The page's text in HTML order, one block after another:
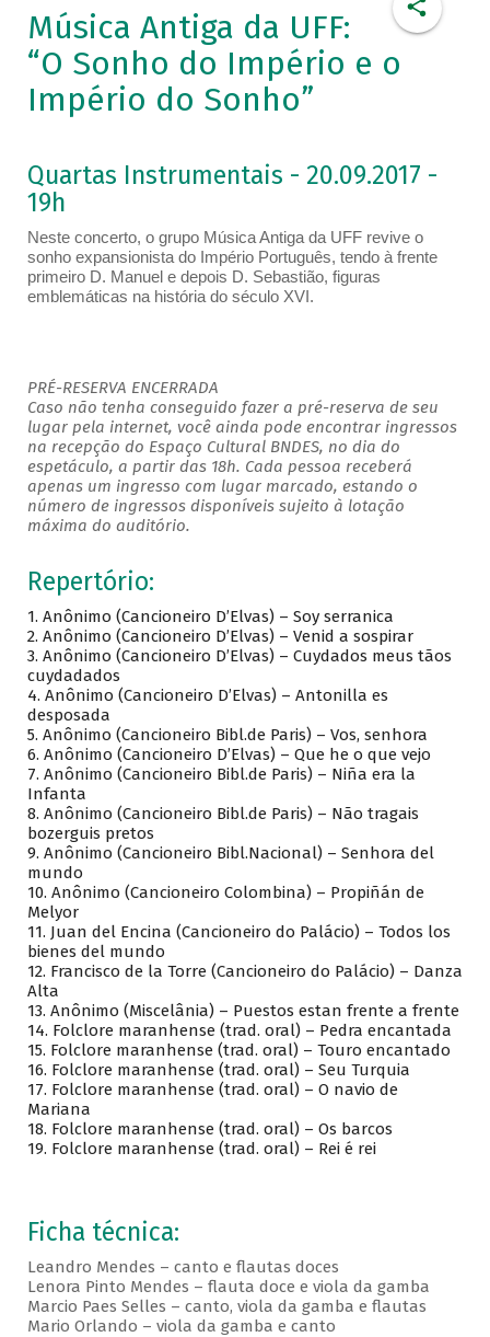
Música Antiga da UFF:
“O Sonho do Império e o
Império do Sonho”
Quartas Instrumentais - 20.09.2017 -
19h
Neste concerto, o grupo Música Antiga da UFF revive o
sonho expansionista do Império Português, tendo à frente
primeiro D. Manuel e depois D. Sebastião, figuras
emblemáticas na história do século XVI.
PRÉ-RESERVA ENCERRADA
Caso não tenha conseguido fazer a pré-reserva de seu
lugar pela internet, você ainda pode encontrar ingressos
na recepção do Espaço Cultural BNDES, no dia do
espetáculo, a partir das 18h. Cada pessoa receberá
apenas um ingresso com lugar marcado, estando o
número de ingressos disponíveis sujeito à lotação
máxima do auditório.
Repertório:
1. Anônimo (Cancioneiro D’Elvas) – Soy serranica
2. Anônimo (Cancioneiro D’Elvas) – Venid a sospirar
3. Anônimo (Cancioneiro D’Elvas) – Cuydados meus tãos
cuydadados
4. Anônimo (Cancioneiro D’Elvas) – Antonilla es
desposada
5. Anônimo (Cancioneiro Bibl.de Paris) – Vos, senhora
6. Anônimo (Cancioneiro D’Elvas) – Que he o que vejo
7. Anônimo (Cancioneiro Bibl.de Paris) – Niña era la
Infanta
8. Anônimo (Cancioneiro Bibl.de Paris) – Não tragais
bozerguis pretos
9. Anônimo (Cancioneiro Bibl.Nacional) – Senhora del
mundo
10. Anônimo (Cancioneiro Colombina) – Propiñán de
Melyor
11. Juan del Encina (Cancioneiro do Palácio) – Todos los
bienes del mundo
12. Francisco de la Torre (Cancioneiro do Palácio) – Danza
Alta
13. Anônimo (Miscelânia) – Puestos estan frente a frente
14. Folclore maranhense (trad. oral) – Pedra encantada
15. Folclore maranhense (trad. oral) – Touro encantado
16. Folclore maranhense (trad. oral) – Seu Turquia
17. Folclore maranhense (trad. oral) – O navio de
Mariana
18. Folclore maranhense (trad. oral) – Os barcos
19. Folclore maranhense (trad. oral) – Rei é rei
Ficha técnica:
Leandro Mendes – canto e flautas doces
Lenora Pinto Mendes – flauta doce e viola da gamba
Marcio Paes Selles – canto, viola da gamba e flautas
Mario Orlando – viola da gamba e canto